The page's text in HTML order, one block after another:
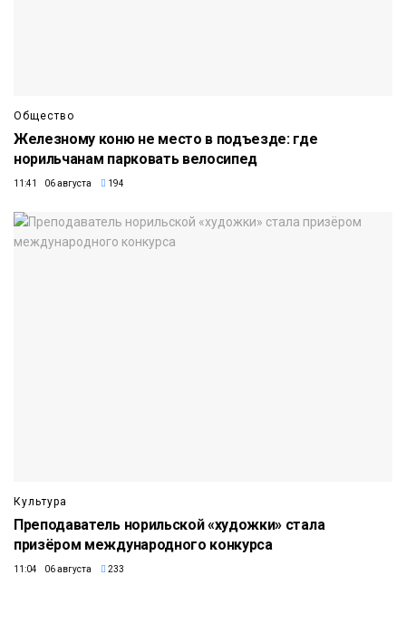
Общество
Железному коню не место в подъезде: где
норильчанам парковать велосипед
11:41 06 августа 194
Культура
Преподаватель норильской «художки» стала
призёром международного конкурса
11:04 06 августа 233